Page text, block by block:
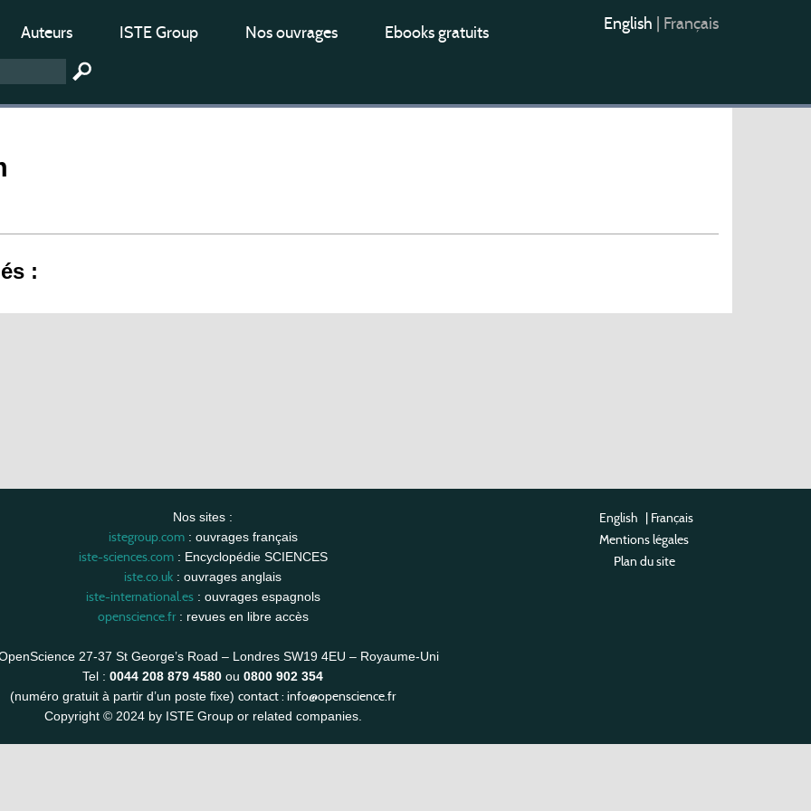
Auteurs ISTE Group Nos ouvrages Ebooks gratuits English Français
:
Nos sites :
istegroup.com: ouvrages français
iste-sciences.com: Encyclopédie SCIENCES
iste.co.uk : ouvrages anglais
iste-international.es: ouvrages espagnols
openscience.fr: revues en libre accès
27-37 St George’s Road – Londres SW19 4EU – Royaume-Uni
Tel : 0044 208 879 4580 ou 0800 902 354
(numéro gratuit à partir d’un poste fixe) contact : info@openscience.fr
Copyright © 2024 by ISTE Group or related companies.
English | Français
Mentions légales
Plan du site